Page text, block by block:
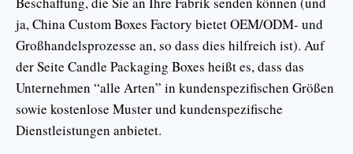
ja, China Custom Boxes Factory bietet OEM/ODM- und
Großhandelsprozesse an, so dass dies hilfreich ist). Auf
der Seite Candle Packaging Boxes heißt es, dass das
Unternehmen “alle Arten” in kundenspezifischen Größen
sowie kostenlose Muster und kundenspezifische
Dienstleistungen anbietet.